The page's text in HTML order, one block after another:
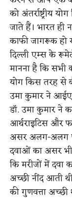
को अंतर्राष्ट्रीय
जाते हैं। भारत ही
काफी जागरूक हो
दिल्ली एम्स के
मानना है कि सभी
योग किस तरह से
उमा कुमार ने
डॉ. उमा कुमार ने
आर्थराइटिस और
असर अलग-अलग
दवाओं का असर
कि मरीजों में
अच्छी नींद आती
की गुणवत्ता अच्छी